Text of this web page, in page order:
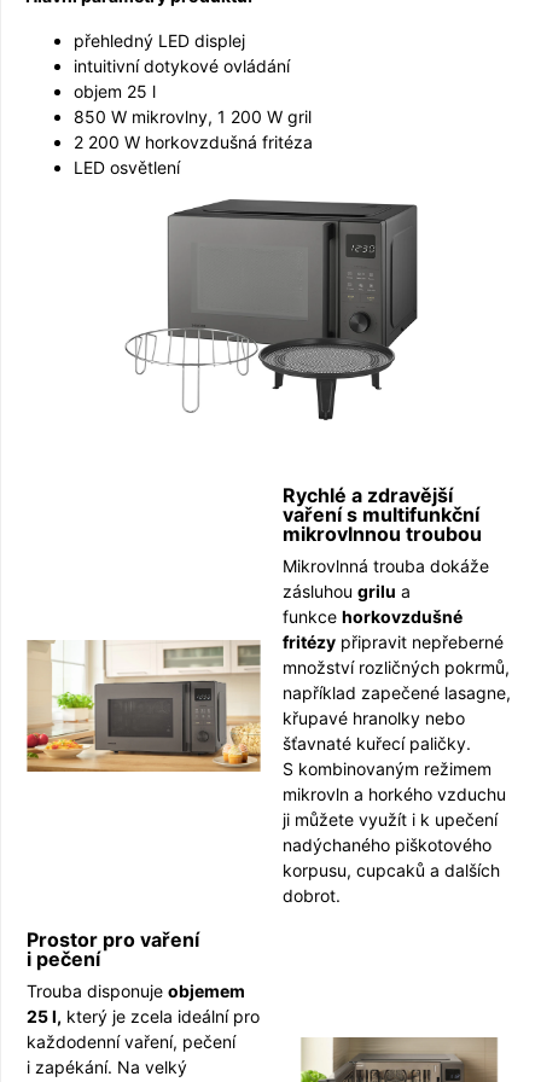
přehledný LED displej
intuitivní dotykové ovládání
objem 25 l
850 W mikrovlny, 1 200 W gril
2 200 W horkovzdušná fritéza
LED osvětlení
Rychlé a zdravější
vaření s multifunkční
mikrovlnnou troubou
Mikrovlnná trouba dokáže
zásluhou grilu a
funkce horkov­zdušné
fritézy připravit nepřeberné
množství rozličných pokrmů,
například zapečené lasagne,
křupavé hranolky nebo
šťavnaté kuřecí paličky.
S kombinovaným režimem
mikrovln a horkého vzduchu
ji můžete využít i k upečení
nadýchaného piškotového
korpusu, cupcaků a dalších
dobrot.
Prostor pro vaření
i pečení
Trouba disponuje objemem
25 l, který je zcela ideální pro
každodenní vaření, pečení
i zapékání. Na velký